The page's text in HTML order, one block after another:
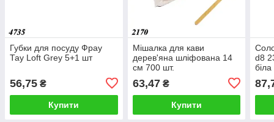
Губки для посуду Фрау
Тау Loft Grey 5+1 шт
56,75 ₴
Купити
Мішалка для кави
дерев'яна шліфована 14
см 700 шт.
63,47₴
Купити
d8
біла